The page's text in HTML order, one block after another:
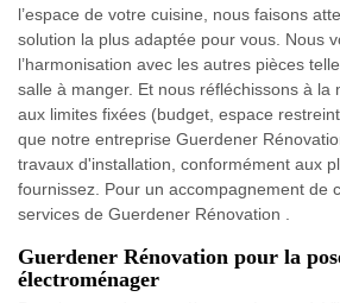
l’espace de votre cuisine, nous faisons
solution la plus adaptée pour vous. Nous
l’harmonisation avec les autres pièces
salle à manger. Et nous réfléchissons à la
aux limites fixées (budget, espace
que notre entreprise Guerdener
travaux d'installation, conformément aux
fournissez. Pour un accompagnement de
services de Guerdener Rénovation .
Guerdener Rénovation pour la
électroménager